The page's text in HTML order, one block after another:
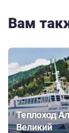
Вам
Теплоход
Великий